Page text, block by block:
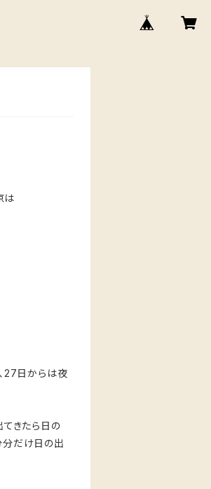
は
27日からは夜
てきたら日の
分だけ日の出